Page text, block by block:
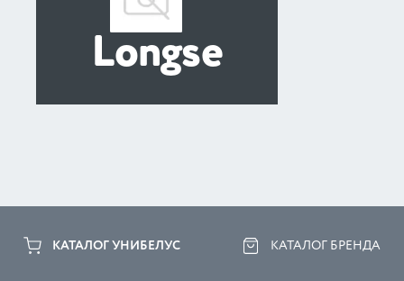
Longse
КАТАЛОГ УНИБЕЛУС КАТАЛОГ БРЕНДА